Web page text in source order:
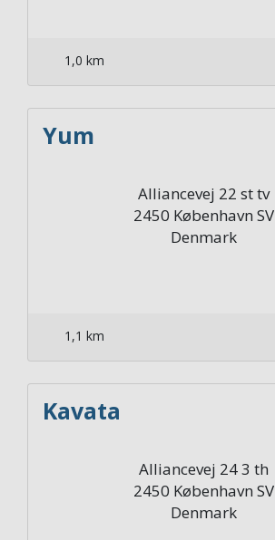
1,0 km
Yum
Alliancevej 22 st tv
2450 København SV
Denmark
1,1 km
Kavata
Alliancevej 24 3 th
2450 København SV
Denmark